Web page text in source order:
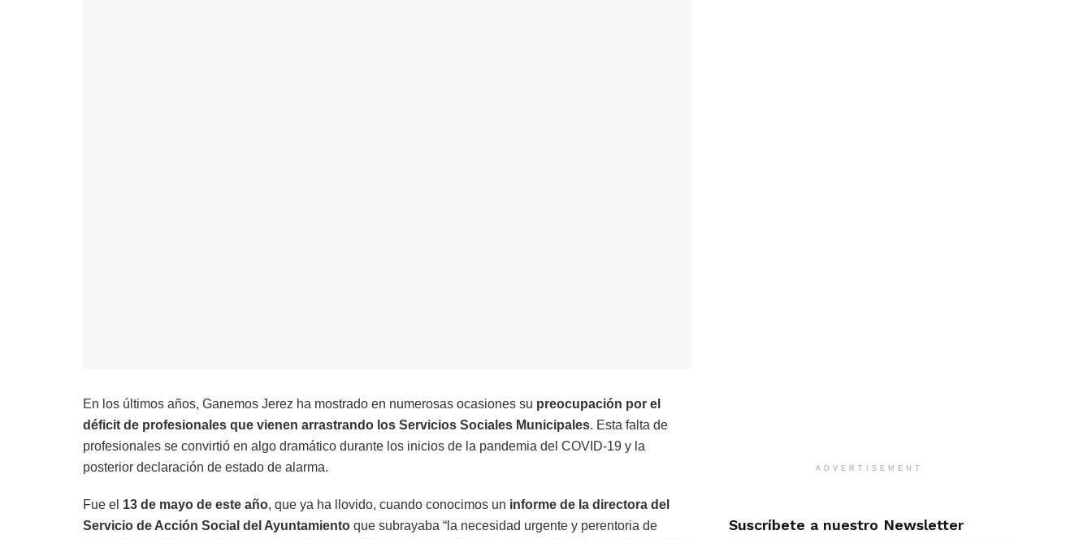
En los últimos años, Ganemos Jerez ha mostrado en numerosas ocasiones su preocupación por el
déficit de profesionales que vienen arrastrando los Servicios Sociales Municipales. Esta falta de
profesionales se convirtió en algo dramático durante los inicios de la pandemia del COVID-19 y la
posterior declaración de estado de alarma.
Fue el 13 de mayo de este año, que ya ha llovido, cuando conocimos un informe de la directora del
Servicio de Acción Social del Ayuntamiento que subrayaba “la necesidad urgente y perentoria de
ADVERTISEMENT
Suscríbete a nuestro Newsletter